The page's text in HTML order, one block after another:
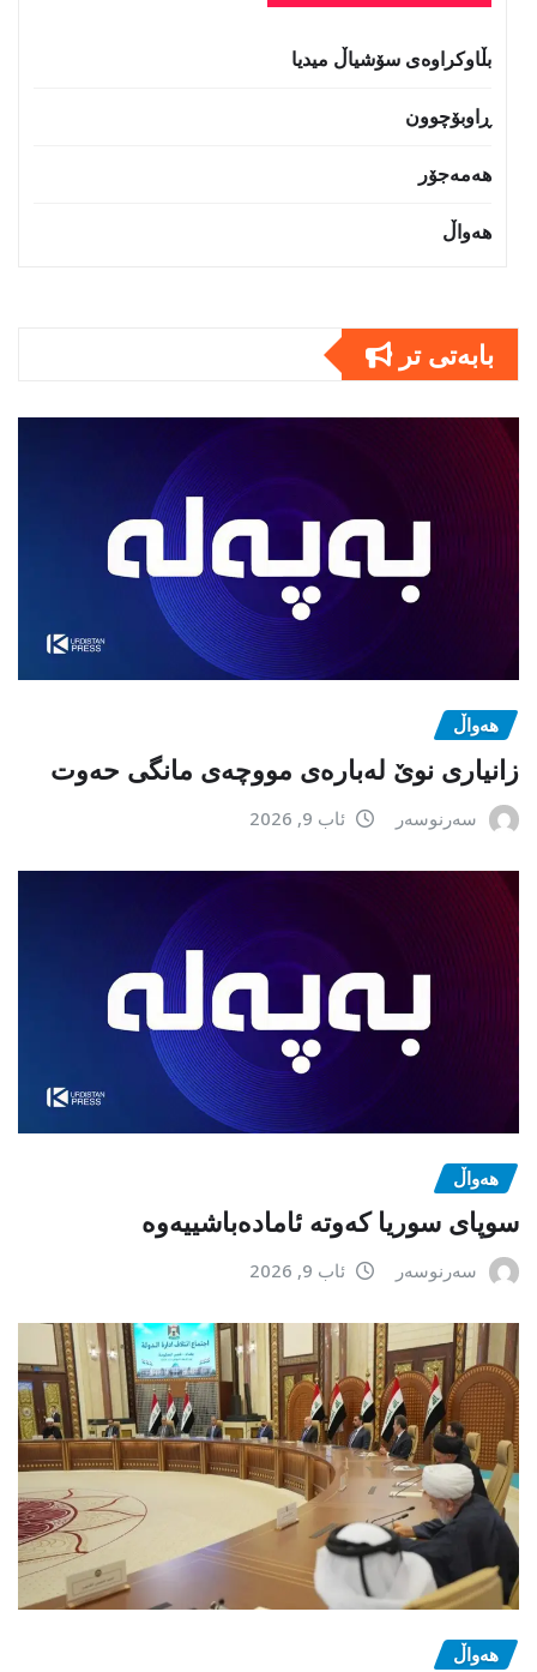
بڵاوکراوەی سۆشیاڵ میدیا
ڕاوبۆچوون
هەمەجۆر
هەواڵ
بابەتى تر
هەواڵ
زانیاری نوێ لەبارەی مووچەی مانگی حەوت
سەرنوسەر ئاب 9, 2026
هەواڵ
سوپای سوریا کەوتە ئامادەباشییەوە
سەرنوسەر ئاب 9, 2026
هەواڵ